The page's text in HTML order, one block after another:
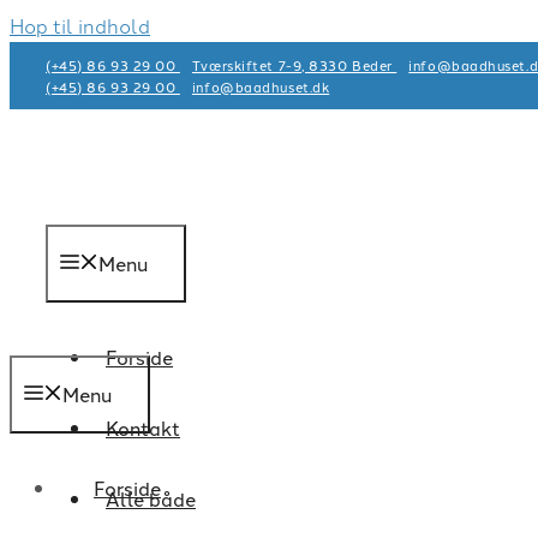
Hop til indhold
(+45) 86 93 29 00 Tværskiftet 7-9, 8330 Beder
(+45) 86 93 29 00
info@baadhuset.dk​
Menu
Forside
Kontakt
Alle både
Menu
Forside